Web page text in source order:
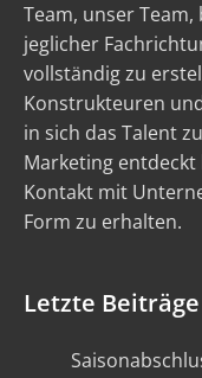
Team, unser
jeglicher
vollständig zu
Konstrukteuren
in sich das Talent
Marketing entdeckt
Kontakt mit
Form zu erhalten.
Letzte Beiträge